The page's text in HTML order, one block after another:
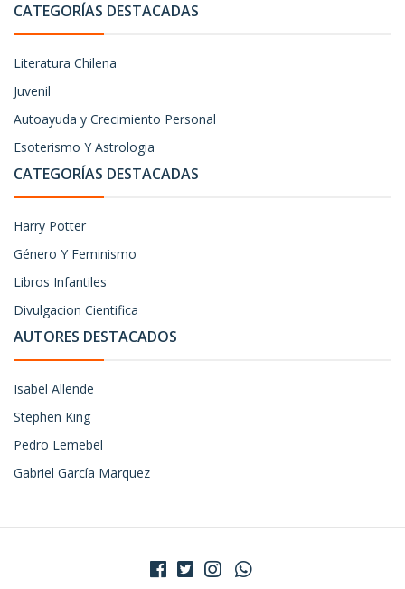
CATEGORÍAS DESTACADAS
Literatura Chilena
Juvenil
Autoayuda y Crecimiento Personal
Esoterismo Y Astrologia
CATEGORÍAS DESTACADAS
Harry Potter
Género Y Feminismo
Libros Infantiles
Divulgacion Cientifica
AUTORES DESTACADOS
Isabel Allende
Stephen King
Pedro Lemebel
Gabriel García Marquez